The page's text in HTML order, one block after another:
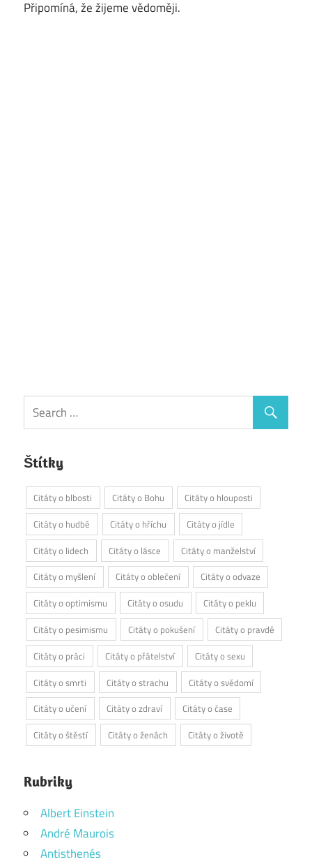
Připomíná, že žijeme vědoměji.
Štítky
Citáty o blbosti Citáty o Bohu
Citáty o hlouposti
Citáty o hudbě
Citáty o hříchu
Citáty o jídle
Citáty o lidech
Citáty o lásce
Citáty o manželství
Citáty o myšlení
Citáty o oblečení
Citáty o odvaze
Citáty o optimismu
Citáty o osudu
Citáty o peklu
Citáty o pesimismu
Citáty o pokušení
Citáty o pravdě
Citáty o práci
Citáty o přátelství
Citáty o sexu
Citáty o smrti
Citáty o strachu
Citáty o svědomí
Citáty o učení
Citáty o zdraví
Citáty o čase
Citáty o štěstí
Citáty o ženách Citáty o životě
Rubriky
Albert Einstein
André Maurois
Antisthenés